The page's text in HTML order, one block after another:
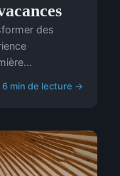
des
6 min de lecture →